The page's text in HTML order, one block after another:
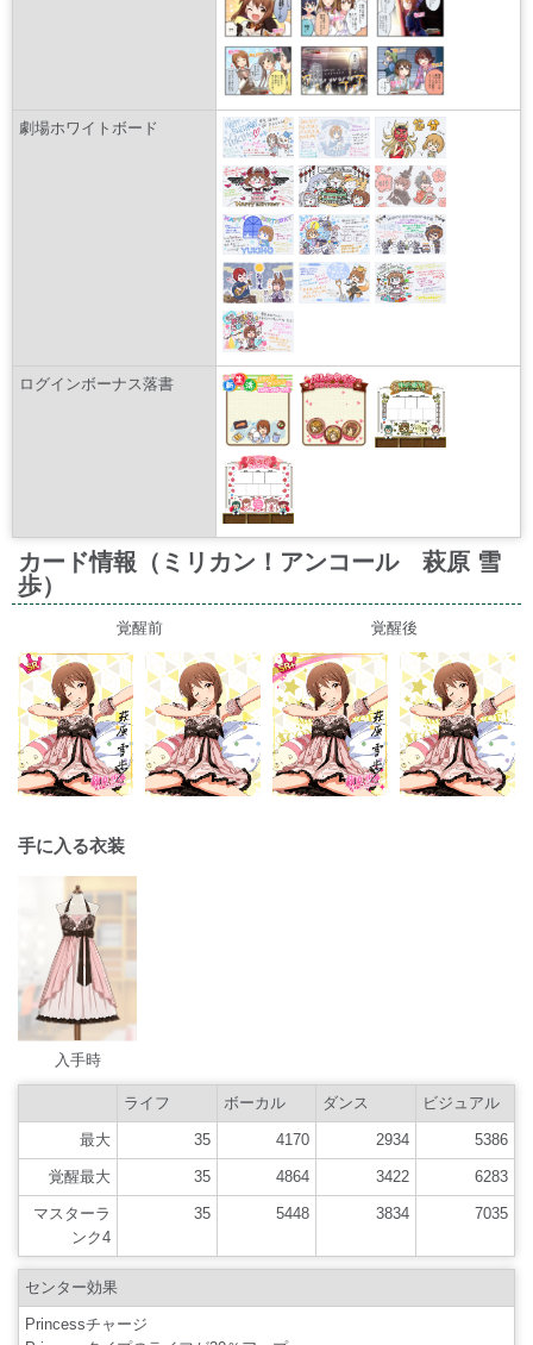
劇場ホワイトボード
ログインボーナス落書
カード情報（ミリカン！アンコール 萩原 雪
歩）
覚醒前 覚醒後
手に入る衣装
入手時
ライフ ボーカル ダンス ビジュアル
最大 35 4170 2934 5386
覚醒最大 35 4864 3422 6283
マスターラ
ンク4
35 5448 3834 7035
センター効果
Princessチャージ